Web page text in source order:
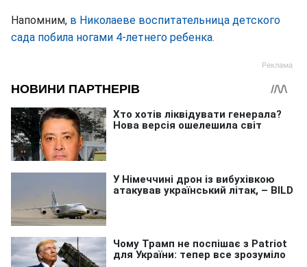
Напомним, в Николаеве воспитательница детского
сада побила ногами 4-летнего ребенка.